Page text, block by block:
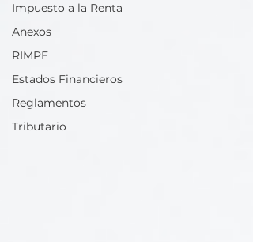
Impuesto a la Renta
Anexos
RIMPE
Estados Financieros
Reglamentos
Tributario